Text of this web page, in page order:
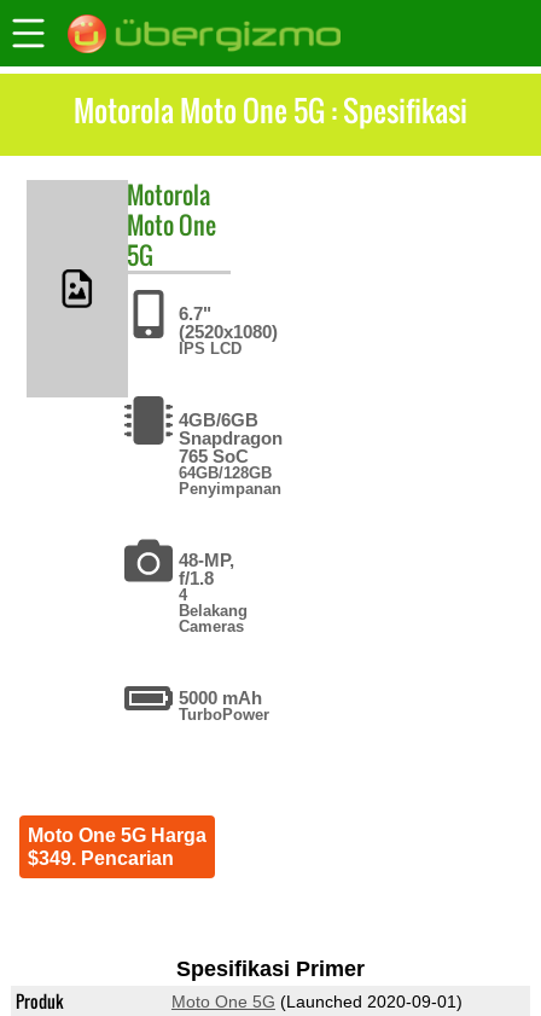
Motorola Moto One 5G : Spesifikasi
Motorola
Moto One
5G
6.7"
(2520x1080)
IPS LCD
4GB/6GB
Snapdragon
765 SoC
64GB/128GB
Penyimpanan
48-MP,
f/1.8
4
Belakang
Cameras
5000 mAh
TurboPower
Moto One 5G Harga
$349. Pencarian
Spesifikasi Primer
Produk Moto One 5G (Launched 2020-09-01)